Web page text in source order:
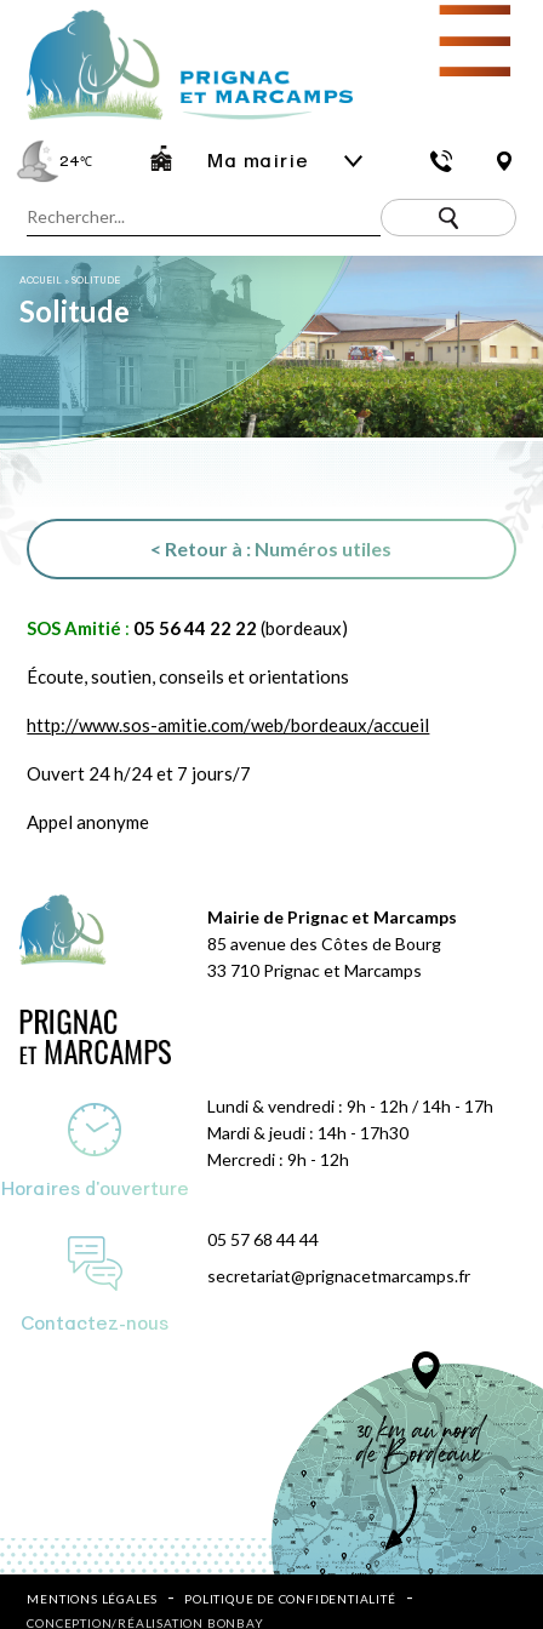
24℃ Ma mairie
☰
ACCUEIL »SOLITUDE
Solitude
< Retour à : Numéros utiles
SOS Amitié : 05 56 44 22 22 (bordeaux)
Écoute, soutien, conseils et orientations
http://www.sos-amitie.com/web/bordeaux/accueil
Ouvert 24 h/24 et 7 jours/7
Appel anonyme
Mairie de Prignac et Marcamps
85 avenue des Côtes de Bourg
33 710 Prignac et Marcamps
Horaires d'ouverture
Lundi & vendredi : 9h - 12h / 14h - 17h
Mardi & jeudi : 14h - 17h30
Mercredi : 9h - 12h
Contactez-nous
05 57 68 44 44
secretariat@prignacetmarcamps.fr
MENTIONS LÉGALES
POLITIQUE DE CONFIDENTIALITÉ
CONCEPTION/RÉALISATION BONBAY